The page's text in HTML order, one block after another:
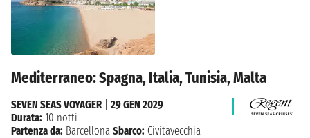
Mediterraneo: Spagna, Italia, Tunisia, Malta
SEVEN SEAS VOYAGER
29 GEN 2029
Durata: 10 notti
Partenza da: Barcellona Sbarco: Civitavecchia